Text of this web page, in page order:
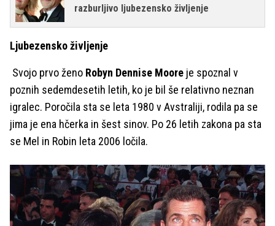
razburljivo ljubezensko življenje
Ljubezensko življenje
Svojo prvo ženo Robyn Dennise Moore je spoznal v
poznih sedemdesetih letih, ko je bil še relativno neznan
igralec. Poročila sta se leta 1980 v Avstraliji, rodila pa se
jima je ena hčerka in šest sinov. Po 26 letih zakona pa sta
se Mel in Robin leta 2006 ločila.